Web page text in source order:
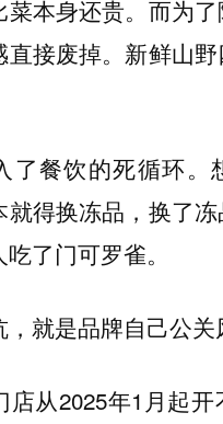
本身还贵。而为了
直接废掉。新鲜山
了餐饮的死循环。
就得换冻品，换了
了门可罗雀。
就是品牌自己公关
店从2025年1月起